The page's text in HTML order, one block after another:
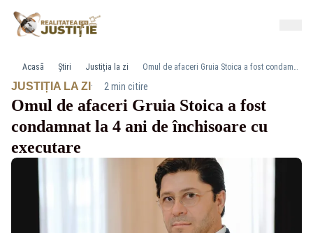
Acasă Știri Justiția la zi Omul de afaceri Gruia Stoica a fost condamnat la 4 ani de închisoare cu executare
JUSTIȚIA LA ZI · 2 min citire
Omul de afaceri Gruia Stoica a fost
condamnat la 4 ani de închisoare cu
executare